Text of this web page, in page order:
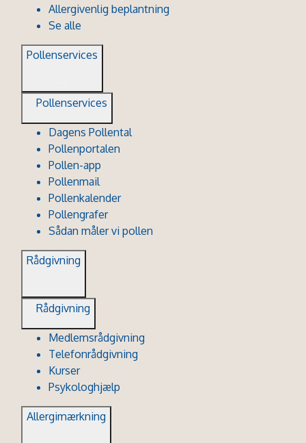
Allergivenlig beplantning
Se alle
Pollenservices
Pollenservices
Dagens Pollental
Pollenportalen
Pollen-app
Pollenmail
Pollenkalender
Pollengrafer
Sådan måler vi pollen
Rådgivning
Rådgivning
Medlemsrådgivning
Telefonrådgivning
Kurser
Psykologhjælp
Allergimærkning